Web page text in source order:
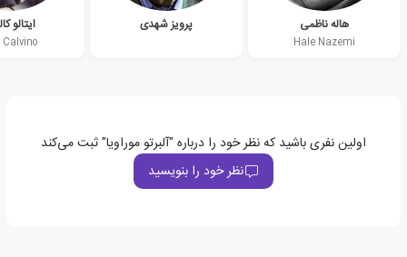
هاله ناظمی
Hale Nazemi
پرویز شهدی ایتالو
اولین نفری باشید که نظر خود را درباره "آلبرتو موراویا" ثبت می‌کند
نظر خود را بنویسید